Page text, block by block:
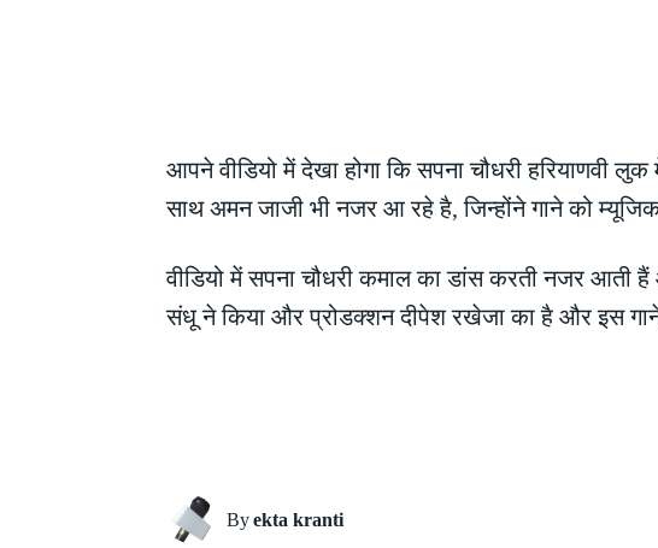
आपने वीडियो में देखा होगा कि सपना चौधरी हरियाणवी
साथ अमन जाजी भी नजर आ रहे है, जिन्होंने गाने को म्यूजिक
वीडियो में सपना चौधरी कमाल का डांस करती नजर
संधू ने किया और प्रोडक्शन दीपेश रखेजा का है और इस
Byekta kranti